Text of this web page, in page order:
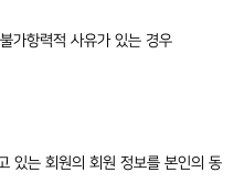
가항력적 사유가 있는 경우
있는 회원의 회원 정보를 본인의 동